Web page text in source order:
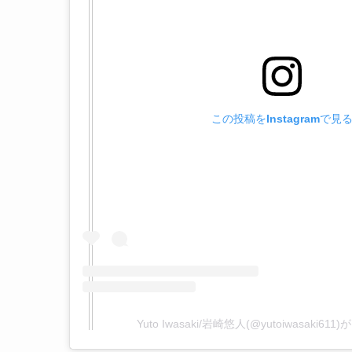
この投稿をInstagramで見る
Yuto Iwasaki/岩崎悠人(@yutoiwasaki611)